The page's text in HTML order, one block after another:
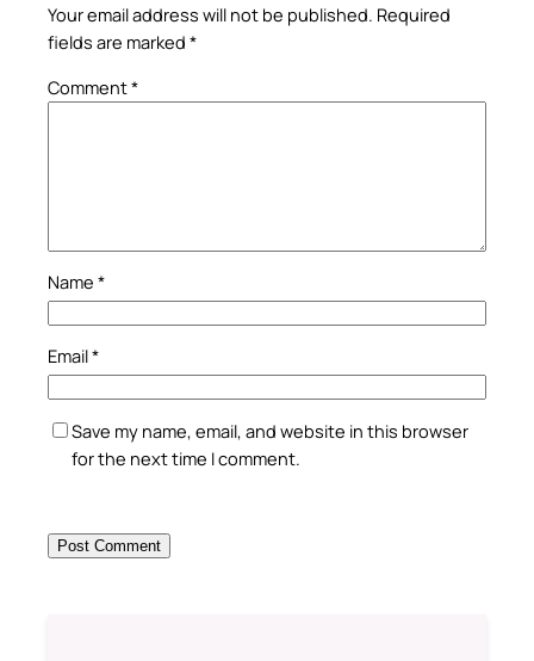
Your email address will not be published. Required
fields are marked *
Comment*
Name *
Email*
Save my name, email, and website in this browser
for the next time I comment.